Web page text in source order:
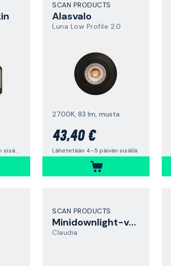
Lähetetään 10-12 päivän sisällä
SCAN PRODUCTS
Alasvalo
Luna Low Profile 2.0
2700K, 83 lm, musta
43,40 €
Lähetetään 4-5 päivän sisällä
SCAN PRODUCTS
Minidownlight-valaisin
Claudia